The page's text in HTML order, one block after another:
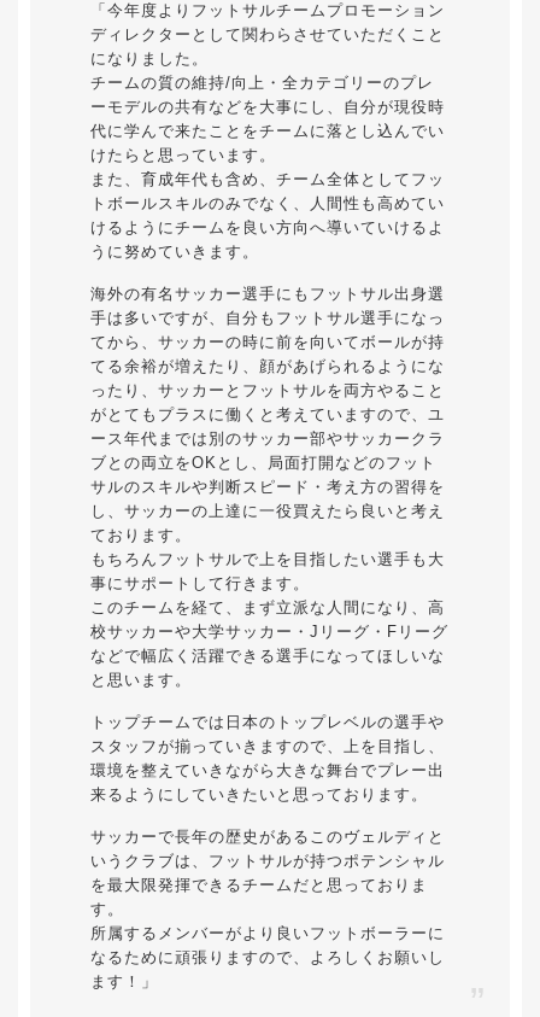
「今年度よりフットサルチームプロモーション
ディレクターとして関わらさせていただくこと
になりました。
チームの質の維持/向上・全カテゴリーのプレ
ーモデルの共有などを大事にし、自分が現役時
代に学んで来たことをチームに落とし込んでい
けたらと思っています。
また、育成年代も含め、チーム全体としてフッ
トボールスキルのみでなく、人間性も高めてい
けるようにチームを良い方向へ導いていけるよ
うに努めていきます。
海外の有名サッカー選手にもフットサル出身選
手は多いですが、自分もフットサル選手になっ
てから、サッカーの時に前を向いてボールが持
てる余裕が増えたり、顔があげられるようにな
ったり、サッカーとフットサルを両方やること
がとてもプラスに働くと考えていますので、ユ
ース年代までは別のサッカー部やサッカークラ
ブとの両立をOKとし、局面打開などのフット
サルのスキルや判断スピード・考え方の習得を
し、サッカーの上達に一役買えたら良いと考え
ております。
もちろんフットサルで上を目指したい選手も大
事にサポートして行きます。
このチームを経て、まず立派な人間になり、高
校サッカーや大学サッカー・Jリーグ・Fリーグ
などで幅広く活躍できる選手になってほしいな
と思います。
トップチームでは日本のトップレベルの選手や
スタッフが揃っていきますので、上を目指し、
環境を整えていきながら大きな舞台でプレー出
来るようにしていきたいと思っております。
サッカーで長年の歴史があるこのヴェルディと
いうクラブは、フットサルが持つポテンシャル
を最大限発揮できるチームだと思っておりま
す。
所属するメンバーがより良いフットボーラーに
なるために頑張りますので、よろしくお願いし
ます！」